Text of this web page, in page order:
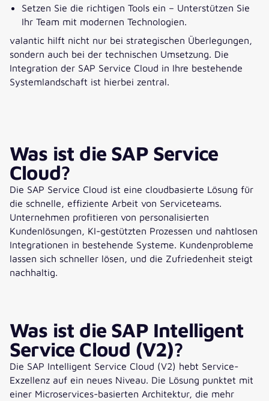
Setzen Sie die richtigen Tools ein – Unterstützen Sie
Ihr Team mit modernen Technologien.
valantic hilft nicht nur bei strategischen Überlegungen,
sondern auch bei der technischen Umsetzung. Die
Integration der SAP Service Cloud in Ihre bestehende
Systemlandschaft ist hierbei zentral.
Was ist die SAP Service
Cloud?
Die SAP Service Cloud ist eine cloudbasierte Lösung für
die schnelle, effiziente Arbeit von Serviceteams.
Unternehmen profitieren von personalisierten
Kundenlösungen, KI-gestützten Prozessen und nahtlosen
Integrationen in bestehende Systeme. Kundenprobleme
lassen sich schneller lösen, und die Zufriedenheit steigt
nachhaltig.
Was ist die SAP Intelligent
Service Cloud (V2)?
Die SAP Intelligent Service Cloud (V2) hebt Service-
Exzellenz auf ein neues Niveau. Die Lösung punktet mit
einer Microservices-basierten Architektur, die mehr